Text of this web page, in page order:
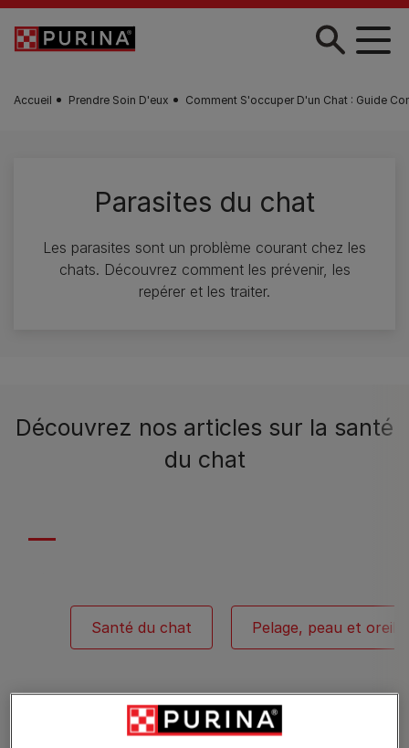
Skip to main content
Accueil Prendre Soin D'eux Comment S'occuper D'un Chat : Guide
Parasites du chat
Les parasites sont un problème courant chez les
chats. Découvrez comment les prévenir, les
repérer et les traiter.
Découvrez nos articles sur la santé
du chat
Santé du chat Pelage, peau et